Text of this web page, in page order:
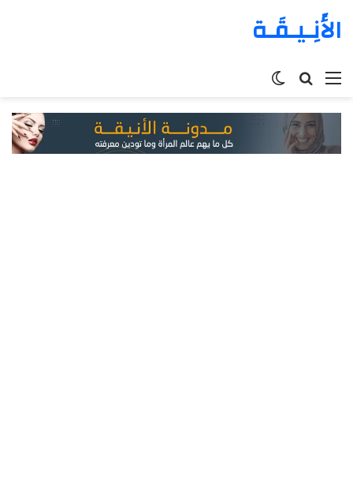
الأَنِـيـقَـة
القائمة بحث